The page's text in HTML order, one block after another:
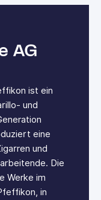
AG
ist ein
und
eine
und
Die
Werke im
in